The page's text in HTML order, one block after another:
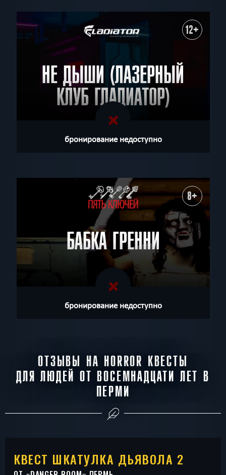
12+
НЕ ДЫШИ (ЛАЗЕРНЫЙ
КЛУБ ГЛАДИАТОР)
бронирование недоступно
8+
БАБКА ГРЕННИ
бронирование недоступно
ОТЗЫВЫ НА HORROR КВЕСТЫ
ДЛЯ ЛЮДЕЙ ОТ ВОСЕМНАДЦАТИ ЛЕТ В
ПЕРМИ
КВЕСТ ШКАТУЛКА ДЬЯВОЛА 2